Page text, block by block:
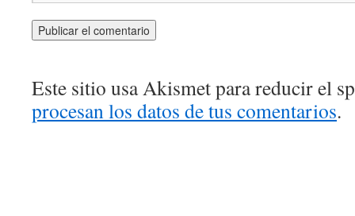
Este sitio usa Akismet para reducir el
procesan los datos de tus comentarios.